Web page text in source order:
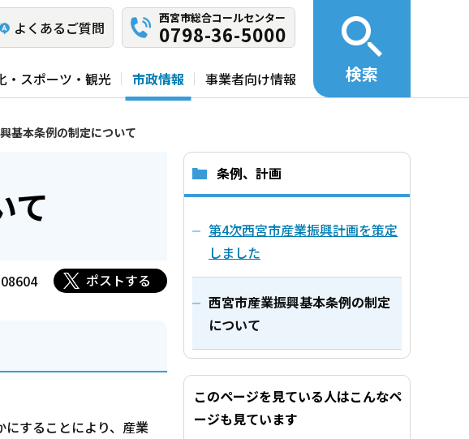
よくあるご質問
西宮市総合コールセンター
0798-36-5000
・スポーツ・観光 市政情報 事業者向け情報 検索
基本条例の制定について
て
ポストする
することにより、産業
条例、計画
第4次西宮市産業振興計画を策定
しました
西宮市産業振興基本条例の制定
について
このページを見ている人はこんなペ
ージも見ています